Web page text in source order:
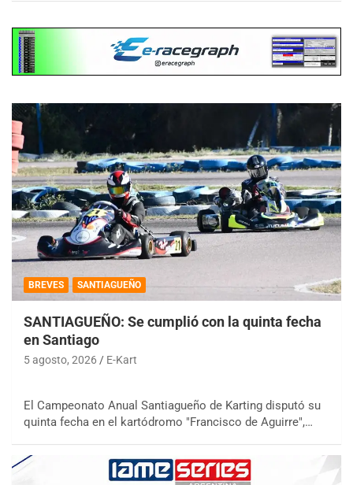
BREVES SANTIAGUEÑO
SANTIAGUEÑO: Se cumplió con la quinta fecha
en Santiago
5 agosto, 2026 E-Kart
El Campeonato Anual Santiagueño de Karting disputó su
quinta fecha en el kartódromo "Francisco de Aguirre",…